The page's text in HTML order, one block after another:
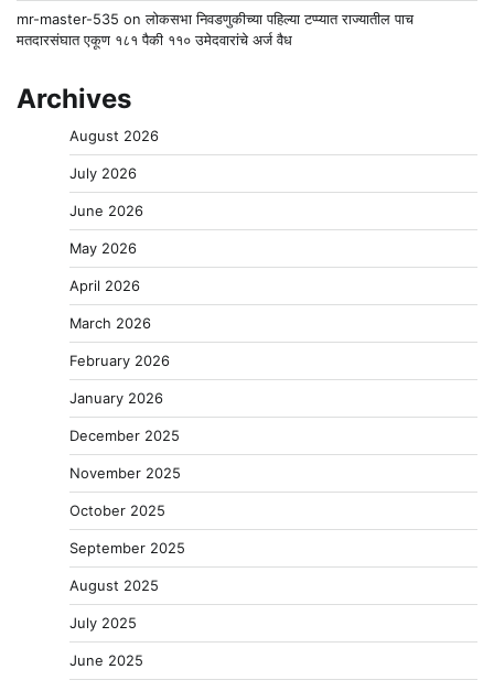
mr-master-535 onलोकसभा निवडणुकीच्या पहिल्या टप्प्यात राज्यातील पाच
मतदारसंघात एकूण १८१ पैकी ११० उमेदवारांचे अर्ज वैध
Archives
August 2026
July 2026
June 2026
May 2026
April 2026
March 2026
February 2026
January 2026
December 2025
November 2025
October 2025
September 2025
August 2025
July 2025
June 2025